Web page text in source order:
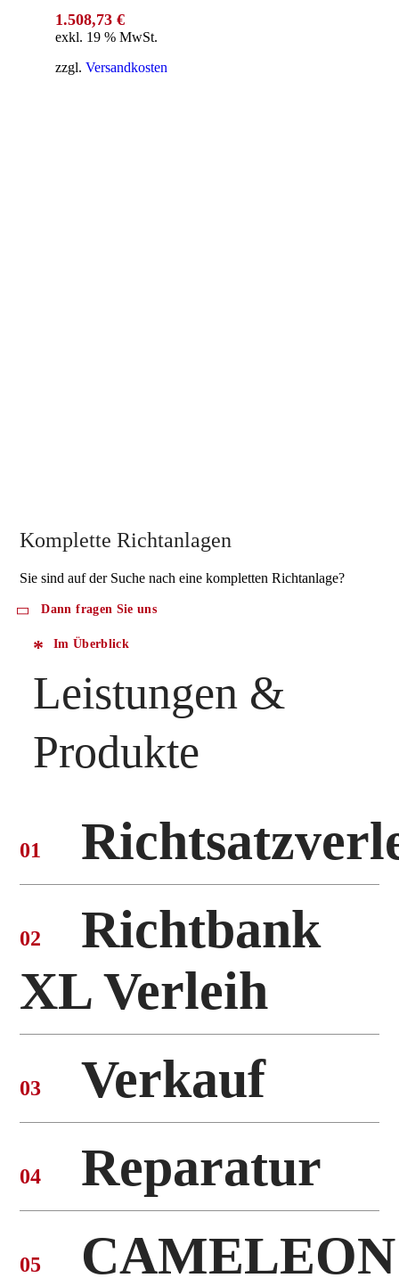
1.508,73 €
exkl. 19 % MwSt.
zzgl. Versandkosten
Komplette Richtanlagen
Sie sind auf der Suche nach eine kompletten Richtanlage?
Dann fragen Sie uns
Im Überblick
Leistungen &
Produkte
01
02
Richtbank
XL Verleih
03​ Verkauf
04 Reparatur
05
CAMELEON